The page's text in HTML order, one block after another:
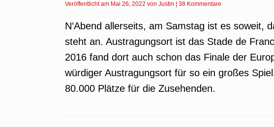
Veröffentlicht am Mai 26, 2022 von Justin 38 Kommentare
N’Abend allerseits, am Samstag ist es soweit,
steht an. Austragungsort ist das Stade de
2016 fand dort auch schon das Finale der
würdiger Austragungsort für so ein großes
80.000 Plätze für die Zusehenden.